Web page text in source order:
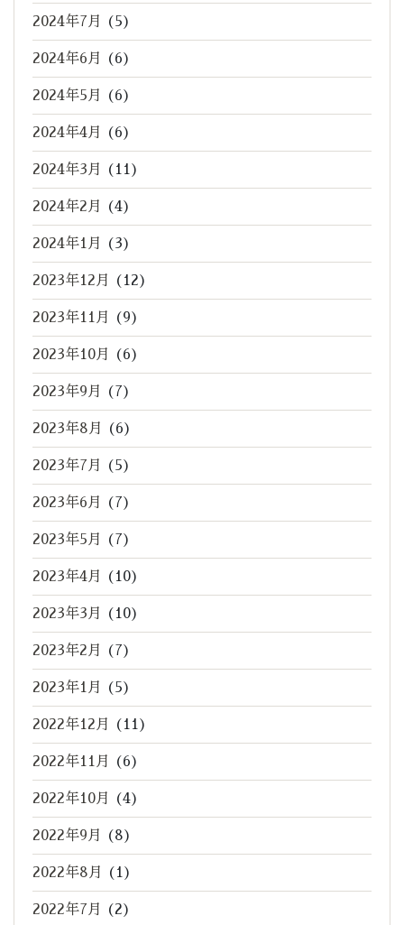
2024年7月 (5)
2024年6月 (6)
2024年5月 (6)
2024年4月 (6)
2024年3月 (11)
2024年2月 (4)
2024年1月 (3)
2023年12月 (12)
2023年11月 (9)
2023年10月 (6)
2023年9月 (7)
2023年8月 (6)
2023年7月 (5)
2023年6月 (7)
2023年5月 (7)
2023年4月 (10)
2023年3月 (10)
2023年2月 (7)
2023年1月 (5)
2022年12月 (11)
2022年11月 (6)
2022年10月 (4)
2022年9月 (8)
2022年8月 (1)
2022年7月 (2)